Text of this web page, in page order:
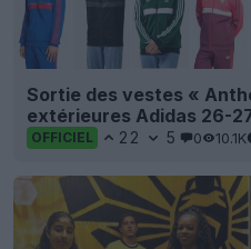
Sortie des vestes «
extérieures Adidas 26-
OFFICIEL 22 5 0 10.1K